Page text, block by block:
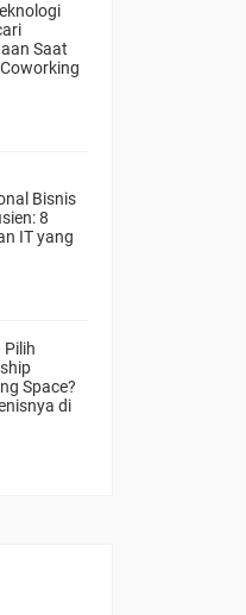
Saat
Bisnis
8
IT yang
Pilih
Space?
di